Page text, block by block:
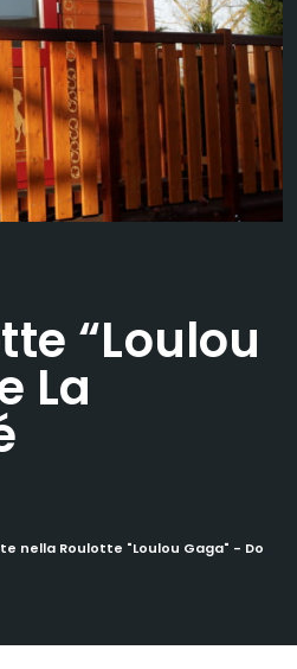
“Loulou
La
Roulotte "Loulou Gaga" - Domaine La Grange de Condé